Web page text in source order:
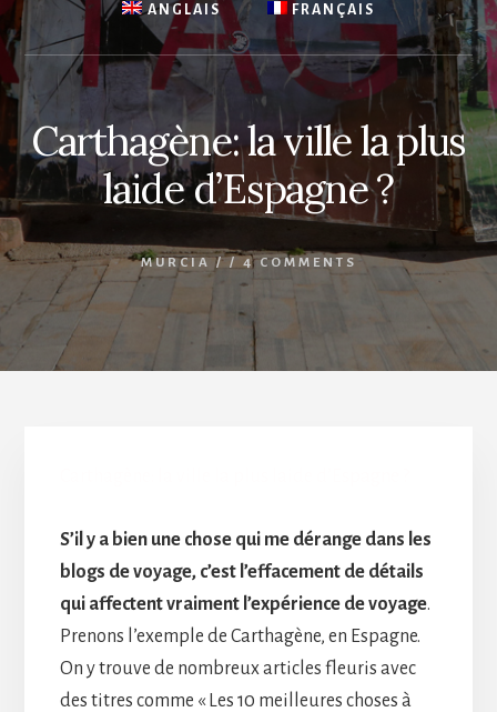
ANGLAIS FRANÇAIS
Carthagène: la ville la plus
laide d’Espagne ?
MURCIA/ / 4 COMMENTS
S’il y a bien une chose qui me dérange dans les
blogs de voyage, c’est l’effacement de détails
qui affectent vraiment l’expérience de voyage.
Prenons l’exemple de Carthagène, en Espagne.
On y trouve de nombreux articles fleuris avec
des titres comme « Les 10 meilleures choses à